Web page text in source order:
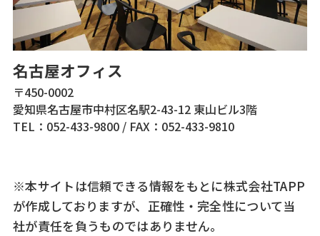
名古屋オフィス
〒450-0002
愛知県名古屋市中村区名駅2-43-12 東山ビル3階
TEL：052-433-9800/ FAX：052-433-9810
※本サイトは信頼できる情報をもとに株式会社TAPP
が作成しておりますが、正確性・完全性について当
社が責任を負うものではありません。